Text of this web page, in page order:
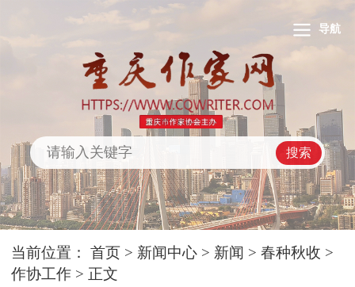
导航
搜索
当前位置：首页 > 新闻中心 > 新闻 >春种秋收 >
作协工作 > 正文